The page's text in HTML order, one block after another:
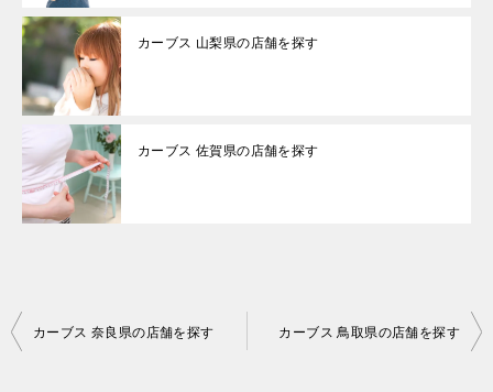
カーブス 山梨県の店舗を探す
カーブス 佐賀県の店舗を探す
投
カーブス 奈良県の店舗を探す カーブス 鳥取県の店舗を探す